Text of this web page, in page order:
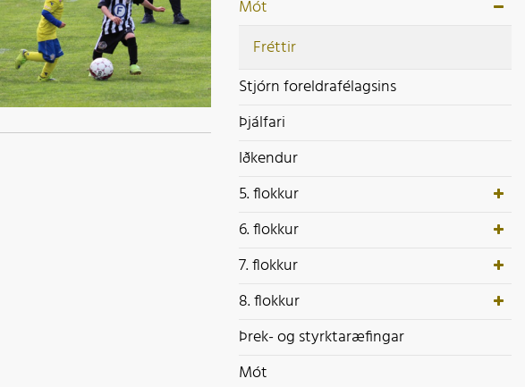
Mót
Mót
Fréttir
Stjórn foreldrafélagsins
Þjálfari
Iðkendur
5. flokkur
6. flokkur
7. flokkur
8. flokkur
Þrek- og styrktaræfingar
Mót